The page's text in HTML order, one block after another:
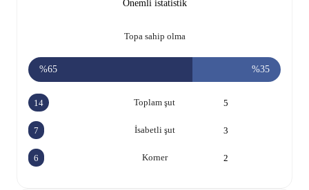
Önemli istatistik
Topa sahip olma
%65 %35
Toplam şut
14 5
İsabetli şut
7 3
Korner
6 2